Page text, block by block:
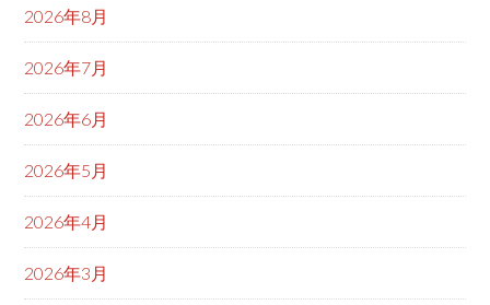
2026年8月
2026年7月
2026年6月
2026年5月
2026年4月
2026年3月